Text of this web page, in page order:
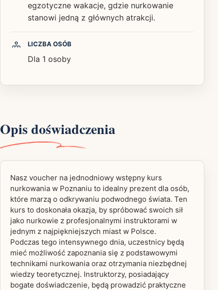
egzotyczne wakacje, gdzie nurkowanie
stanowi jedną z głównych atrakcji.
LICZBA OSÓB
Dla 1 osoby
Opis doświadczenia
Nasz voucher na jednodniowy wstępny kurs
nurkowania w Poznaniu to idealny prezent dla osób,
które marzą o odkrywaniu podwodnego świata. Ten
kurs to doskonała okazja, by spróbować swoich sił
jako nurkowie z profesjonalnymi instruktorami w
jednym z najpiękniejszych miast w Polsce.
Podczas tego intensywnego dnia, uczestnicy będą
mieć możliwość zapoznania się z podstawowymi
technikami nurkowania oraz otrzymania niezbędnej
wiedzy teoretycznej. Instruktorzy, posiadający
bogate doświadczenie, będą prowadzić praktyczne